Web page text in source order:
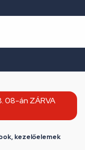
08-án ZÁRVA
kezelőelemek